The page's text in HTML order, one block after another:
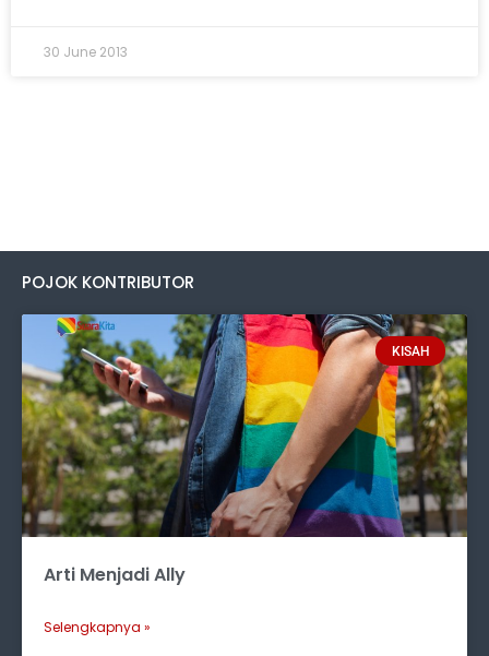
30 June 2013
POJOK KONTRIBUTOR
KISAH
Arti Menjadi Ally
Selengkapnya »